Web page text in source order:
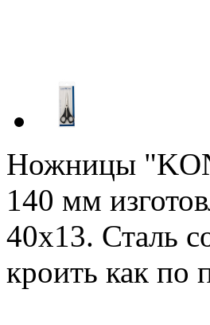
Ножницы
140 мм
40х13. Сталь
кроить как по